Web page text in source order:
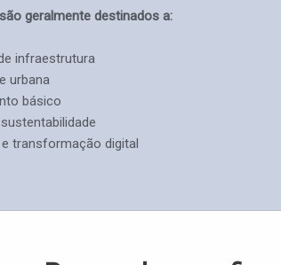
geralmente destinados a:
infraestrutura
urbana
básico
transformação digital